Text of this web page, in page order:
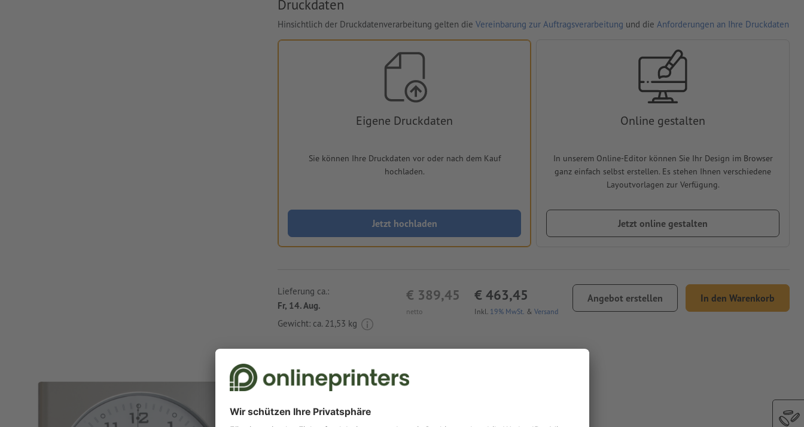
Druckdaten
Hinsichtlich der Druckdatenverarbeitung gelten die Vereinbarung zur Auftragsverarbeitung und die Anforderungen an Ihre Druckdaten
Eigene Druckdaten
Sie können Ihre Druckdaten vor oder nach dem Kauf
hochladen.
Jetzt hochladen
Online gestalten
In unserem Online-Editor können Sie Ihr Design im Browser
ganz einfach selbst erstellen. Es stehen Ihnen verschiedene
Layoutvorlagen zur Verfügung.
Jetzt online gestalten
netto
€ 389,45
Inkl. 19% MwSt. & Versand
€ 463,45 Angebot erstellen In den Warenkorb
Lieferung ca.:
Fr, 14. Aug.
Gewicht: ca. 21,53 kg
Druckdatenhinweise Kunststoffwanduhr Den Haag
7,5 x 6 cm